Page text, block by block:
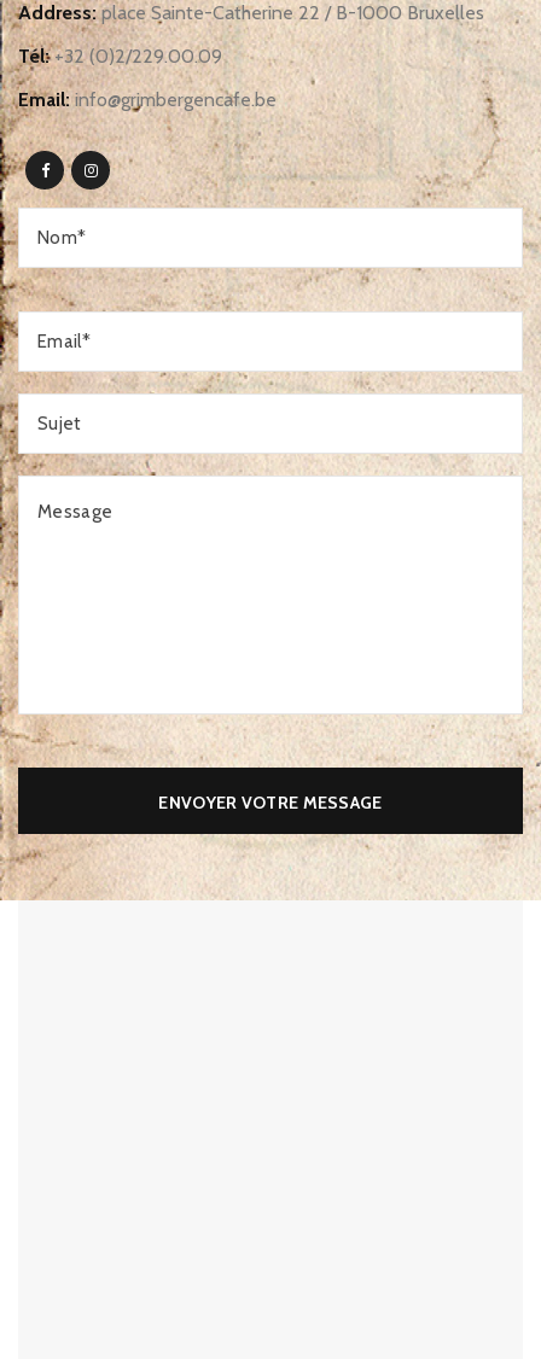
Address:place Sainte-Catherine 22 / B-1000 Bruxelles
Tél:+32 (0)2/229.00.09
Email:info@grimbergencafe.be